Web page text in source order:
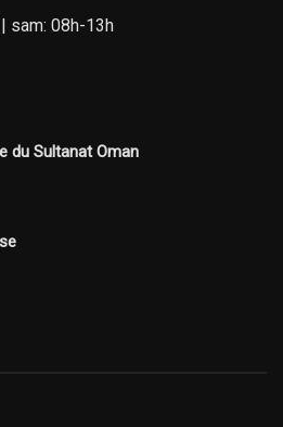
sam: 08h-13h
du Sultanat Oman